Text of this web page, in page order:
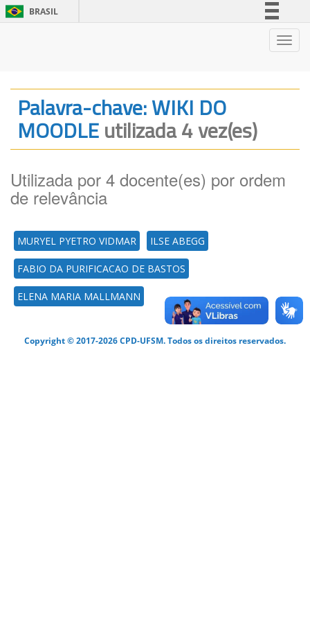
BRASIL
Legislação
Canais
Palavra-chave: WIKI DO
MOODLEutilizada 4 vez(es)
Utilizada por 4 docente(es) por ordem
de relevância
MURYEL PYETRO VIDMAR ILSE ABEGG
FABIO DA PURIFICACAO DE BASTOS
ELENA MARIA MALLMANN
Copyright © 2017-2026 CPD-UFSM. Todos os direitos reservados.